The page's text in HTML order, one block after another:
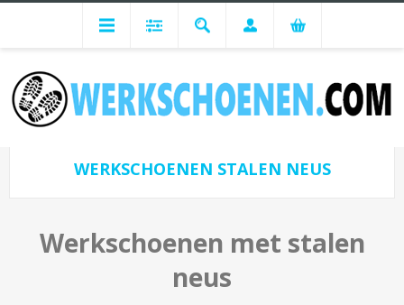
Werkschoenen per normering Bescherming
Werkschoenen Stalen neus
WERKSCHOENEN STALEN NEUS
Werkschoenen met stalen
neus